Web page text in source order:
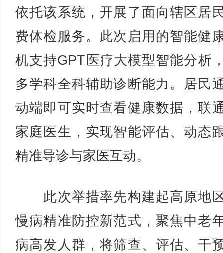
依托该系统，开展了面向辖区居
费体检服务。此次启用的智能健
机支持GPT医疗大模型智能分析
多学科全科辅助诊断能力。居民
动端即可实时查看健康数据，联
家庭医生，实现智能评估、动态
精准导诊与家医互动。
此次举措率先构建起高原地
慢病精准防控新范式，聚焦中老
病高发人群，将筛查、评估、干